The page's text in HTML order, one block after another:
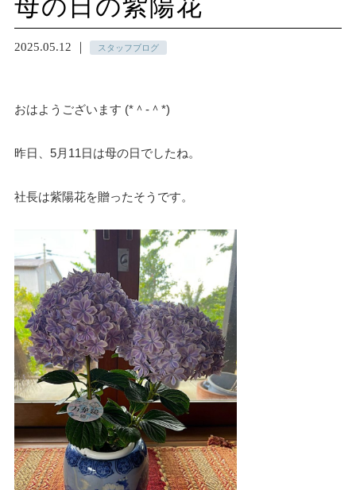
母の日の紫陽花
2025.05.12 ｜ スタッフブログ
おはようございます (*＾-＾*)
昨日、5月11日は母の日でしたね。
社長は紫陽花を贈ったそうです。